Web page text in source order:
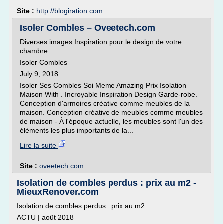
Site : http://blogiration.com
Isoler Combles – Oveetech.com
Diverses images Inspiration pour le design de votre
chambre
Isoler Combles
July 9, 2018
Isoler Ses Combles Soi Meme Amazing Prix Isolation
Maison With . Incroyable Inspiration Design Garde-robe.
Conception d'armoires créative comme meubles de la
maison. Conception créative de meubles comme meubles
de maison - À l'époque actuelle, les meubles sont l'un des
éléments les plus importants de la...
Lire la suite
Site : oveetech.com
Isolation de combles perdus : prix au m2 -
MieuxRenover.com
Isolation de combles perdus : prix au m2
ACTU | août 2018